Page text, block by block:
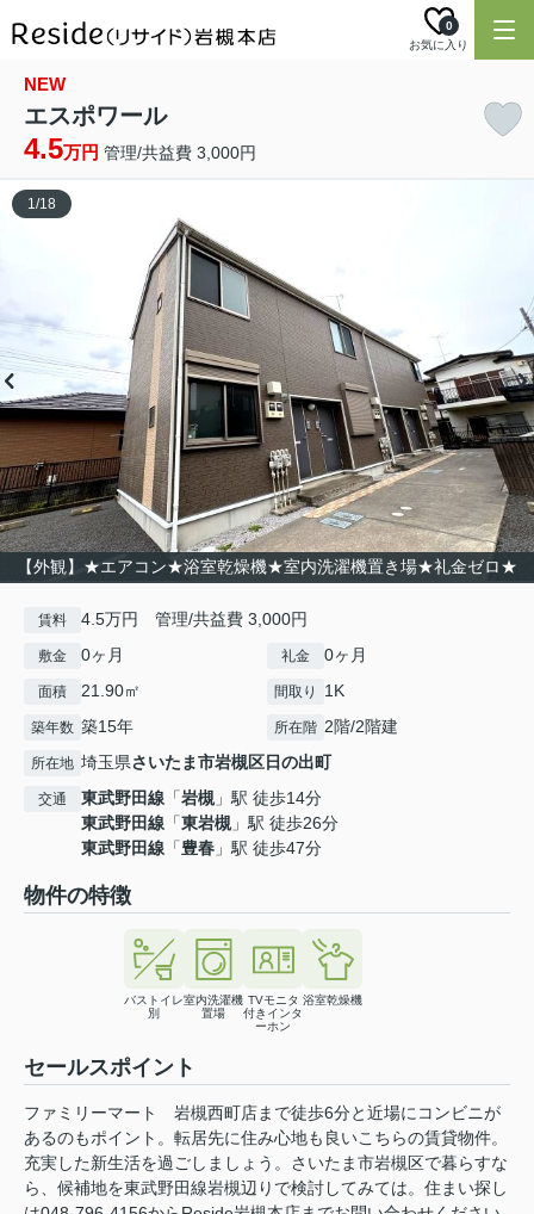
お気に入り
0
NEW
エスポワール
4.5万円 管理/共益費 3,000円
【外観】★エアコン★浴室乾燥機★室内洗濯機置き場★礼金ゼロ★
1/18
賃料 4.5万円 管理/共益費 3,000円
敷金 0ヶ月 礼金 0ヶ月
面積 21.90㎡ 間取り 1K
築年数 築15年 所在階 2階/2階建
所在地 埼玉県さいたま市岩槻区日の出町
交通 東武野田線 「岩槻 」駅 徒歩14分
東武野田線 「東岩槻 」駅 徒歩26分
東武野田線 「豊春 」駅 徒歩47分
物件の特徴
バストイレ
別
室内洗濯機
置場
TVモニタ
付きインタ
ーホン
浴室乾燥機
セールスポイント
ファミリーマート 岩槻西町店まで徒歩6分と近場にコンビニが
あるのもポイント。転居先に住み心地も良いこちらの賃貸物件。
充実した新生活を過ごしましょう。さいたま市岩槻区で暮らすな
ら、候補地を東武野田線岩槻辺りで検討してみては。住まい探し